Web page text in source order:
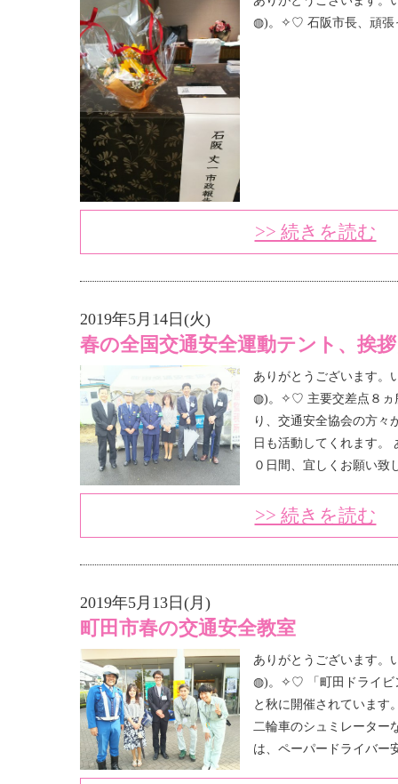
◍)。✧♡ 石阪市長、頑
>> 続きを読む
2019年5月14日(火)
春の全国交通安全運動テント、挨
ありがとうございます
◍)。✧♡ 主要交差点８ヵ
り、交通安全協会の方々
日も活動してくれます。
０日間、宜しくお願い
>> 続きを読む
2019年5月13日(月)
町田市春の交通安全教室
ありがとうございます
◍)。✧♡ 「町田ドライビ
と秋に開催されています
二輪車のシュミレーター
は、ペーパードライバ